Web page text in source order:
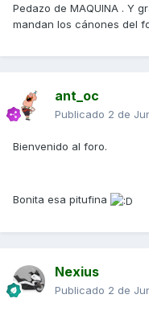
Pedazo de MAQUINA . Y
mandan los cánones del
ant_oc
Publicado 2 de
Bienvenido al foro.
Bonita esa pitufina
Nexius
Publicado 2 de